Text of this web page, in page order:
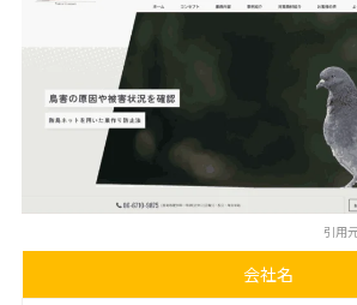
引用
会社名